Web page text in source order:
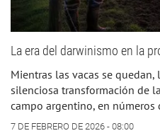
La era del darwinismo en la
Mientras las vacas se quedan,
silenciosa transformación de
campo argentino, en números
7 DE FEBRERO DE 2026 - 08:00